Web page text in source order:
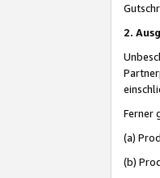
2.
Ferner
(a)
(b)